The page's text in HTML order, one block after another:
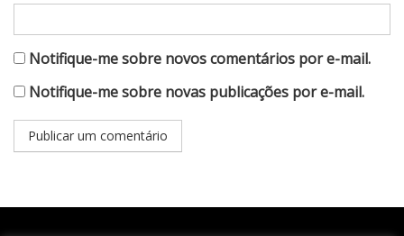
Notifique-me sobre novos comentários por e-mail.
Notifique-me sobre novas publicações por e-mail.